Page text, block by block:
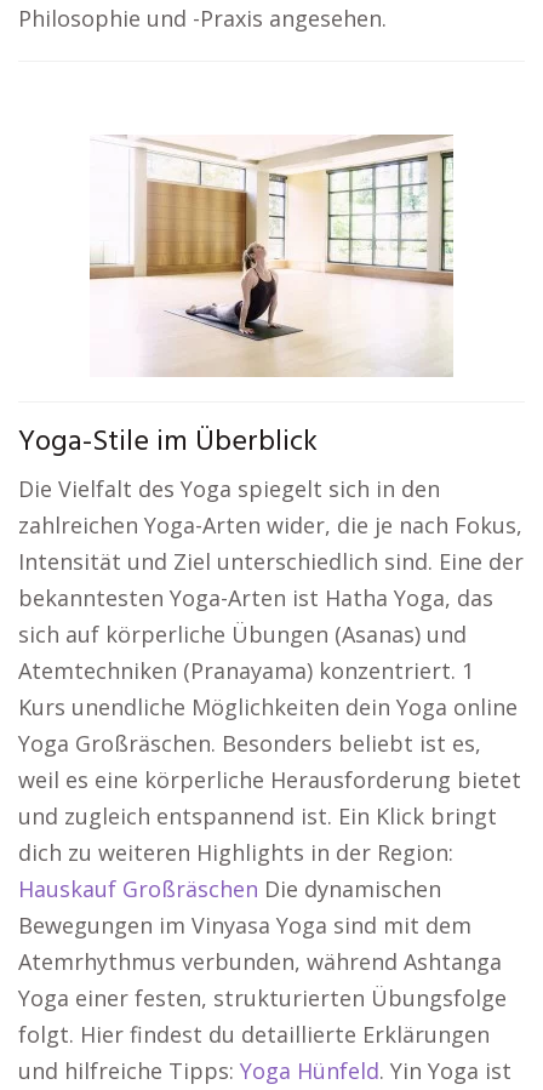
Philosophie und -Praxis angesehen.
Yoga-Stile im Überblick
Die Vielfalt des Yoga spiegelt sich in den
zahlreichen Yoga-Arten wider, die je nach Fokus,
Intensität und Ziel unterschiedlich sind. Eine der
bekanntesten Yoga-Arten ist Hatha Yoga, das
sich auf körperliche Übungen (Asanas) und
Atemtechniken (Pranayama) konzentriert. 1
Kurs unendliche Möglichkeiten dein Yoga online
Yoga Großräschen. Besonders beliebt ist es,
weil es eine körperliche Herausforderung bietet
und zugleich entspannend ist. Ein Klick bringt
dich zu weiteren Highlights in der Region:
Hauskauf Großräschen Die dynamischen
Bewegungen im Vinyasa Yoga sind mit dem
Atemrhythmus verbunden, während Ashtanga
Yoga einer festen, strukturierten Übungsfolge
folgt. Hier findest du detaillierte Erklärungen
und hilfreiche Tipps: Yoga Hünfeld. Yin Yoga ist